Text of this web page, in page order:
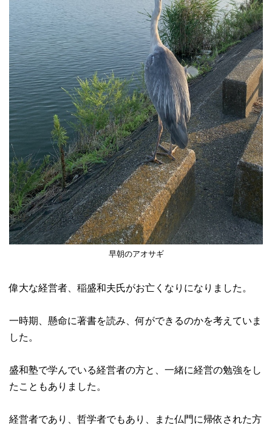
早朝のアオサギ
偉大な経営者、稲盛和夫氏がお亡くなりになりました。
一時期、懸命に著書を読み、何ができるのかを考えていま
した。
盛和塾で学んでいる経営者の方と、一緒に経営の勉強をし
たこともありました。
経営者であり、哲学者でもあり、また仏門に帰依された方